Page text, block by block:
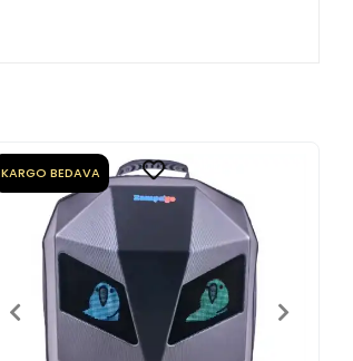
KARGO BEDAVA